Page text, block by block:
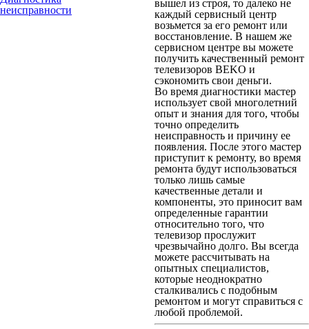
неисправности
вышел из строя, то далеко не
каждый сервисный центр
возьмется за его ремонт или
восстановление. В нашем же
сервисном центре вы можете
получить качественный ремонт
телевизоров BEKO и
сэкономить свои деньги.
Во время диагностики мастер
использует свой многолетний
опыт и знания для того, чтобы
точно определить
неисправность и причину ее
появления. После этого мастер
приступит к ремонту, во время
ремонта будут использоваться
только лишь самые
качественные детали и
компоненты, это приносит вам
определенные гарантии
относительно того, что
телевизор прослужит
чрезвычайно долго. Вы всегда
можете рассчитывать на
опытных специалистов,
которые неоднократно
сталкивались с подобным
ремонтом и могут справиться с
любой проблемой.